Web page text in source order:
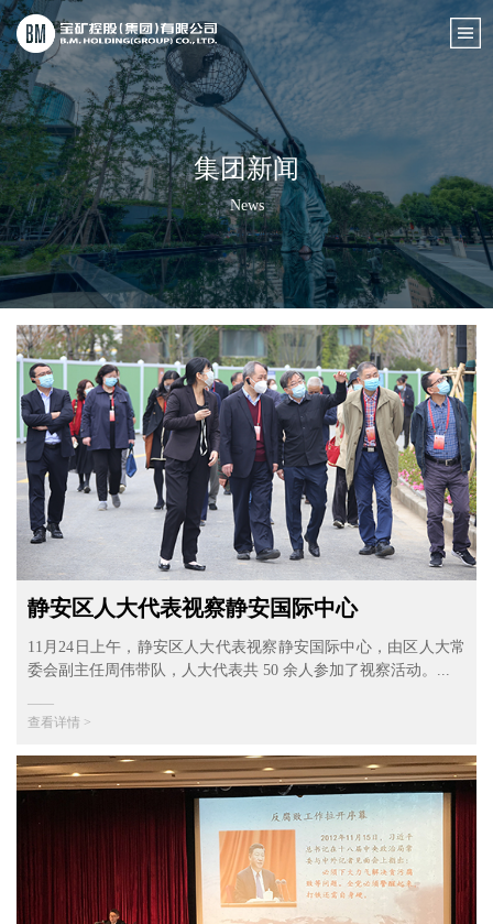
集团新闻
News
静安区人大代表视察静安国际中心
11月24日上午，静安区人大代表视察静安国际中心，由区人大常
委会副主任周伟带队，人大代表共 50 余人参加了视察活动。...
——
查看详情 >